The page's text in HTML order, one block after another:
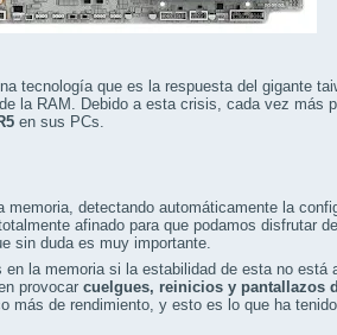
tecnología que es la respuesta del gigante
la RAM. Debido a esta crisis, cada vez más
en sus PCs.
detectando automáticamente la
afinado para que podamos disfrutar
sin duda es muy importante.
la memoria si la estabilidad de esta no está
provocar cuelgues, reinicios y pantallazos
más de rendimiento, y esto es lo que ha